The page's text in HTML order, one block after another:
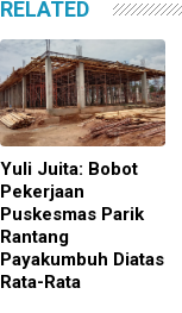
RELATED
Yuli Juita: Bobot
Pekerjaan
Puskesmas Parik
Rantang
Payakumbuh Diatas
Rata-Rata